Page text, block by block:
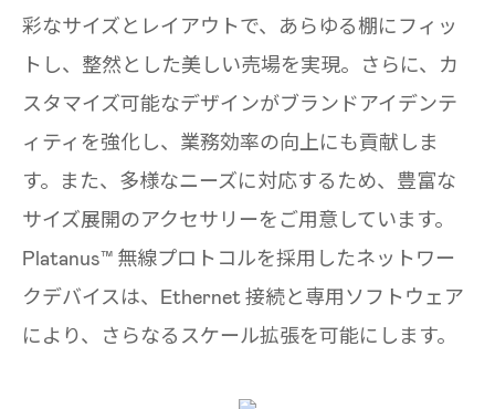
彩なサイズとレイアウトで、あらゆる棚にフィッ
トし、整然とした美しい売場を実現。さらに、カ
スタマイズ可能なデザインがブランドアイデンテ
ィティを強化し、業務効率の向上にも貢献しま
す。また、多様なニーズに対応するため、豊富な
サイズ展開のアクセサリーをご用意しています。
Platanus™ 無線プロトコルを採用したネットワー
クデバイスは、Ethernet 接続と専用ソフトウェア
により、さらなるスケール拡張を可能にします。